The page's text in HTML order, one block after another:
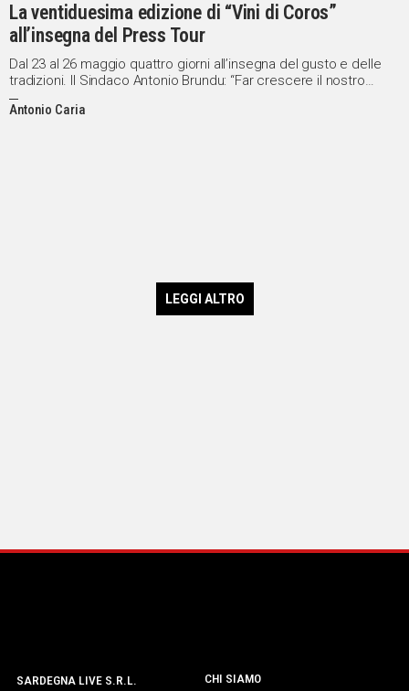
La ventiduesima edizione di “Vini di Coros”
all’insegna del Press Tour
Dal 23 al 26 maggio quattro giorni all’insegna del gusto e delle
tradizioni. Il Sindaco Antonio Brundu: “Far crescere il nostro
paese e le nostre realtà”
Antonio Caria
LEGGI ALTRO
SARDEGNA LIVE S.R.L. CHI SIAMO